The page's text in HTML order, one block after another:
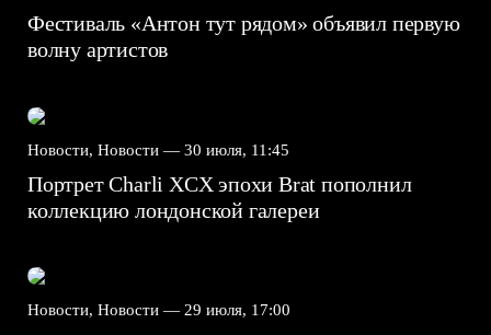
Фестиваль «Антон тут рядом» объявил первую
волну артистов
Новости, Новости — 30 июля, 11:45
Портрет Charli XCX эпохи Brat пополнил
коллекцию лондонской галереи
Новости, Новости — 29 июля, 17:00